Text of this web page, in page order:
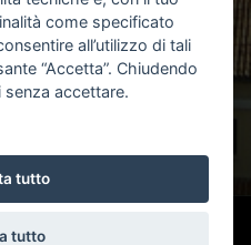
BY
come specificato
all’utilizzo di tali
“Accetta”. Chiudendo
accettare.
tutto
tutto